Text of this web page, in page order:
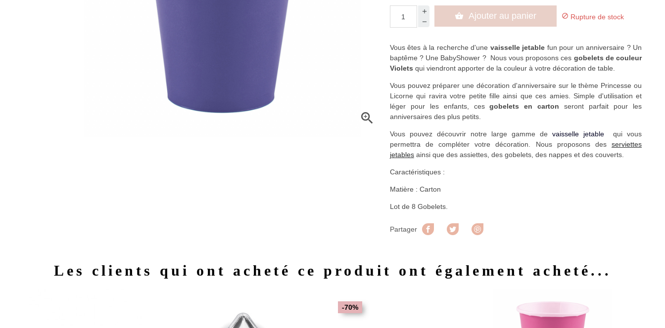

 Ajouter au panier  Rupture de stock
Vous êtes à la recherche d'une vaisselle jetable fun pour un anniversaire ? Un
baptême ? Une BabyShower ? Nous vous proposons ces gobelets de couleur
Violets qui viendront apporter de la couleur à votre décoration de table.
Vous pouvez préparer une décoration d'anniversaire sur le thème Princesse ou
Licorne qui ravira votre petite fille ainsi que ces amies. Simple d'utilisation et
léger pour les enfants, cesgobelets en carton seront parfait pour les
anniversaires des plus petits.
Vous pouvez découvrir notre large gamme de vaisselle jetable
qui vous
permettra de compléter votre décoration. Nous proposons des serviettes
jetablesainsi que des assiettes, des gobelets, des nappes et des couverts.
Caractéristiques :
Matière : Carton
Lot de 8 Gobelets.
Partager Partager Tweet
Les clients qui ont acheté ce produit ont également acheté...
-70%  Aperçu rapide